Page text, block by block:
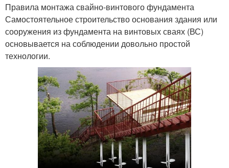
Правила монтажа свайно-винтового фундамента
Самостоятельное строительство основания здания или
сооружения из фундамента на винтовых сваях (ВС)
основывается на соблюдении довольно простой
технологии.